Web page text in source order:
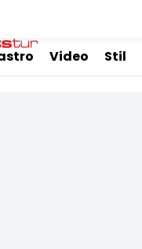
Video Stil